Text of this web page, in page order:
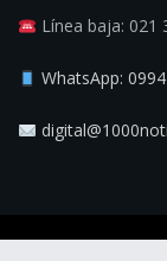
Línea baja: 021
WhatsApp: